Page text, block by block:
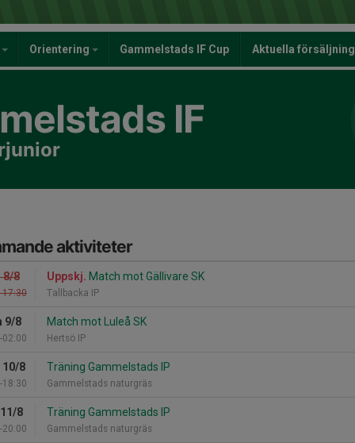
Orientering Gammelstads IF Cup Aktuella
IF
aktiviteter
8/8
17:30
Uppskj. Match mot Gällivare SK
Tallbacka IP
9/8
02:00
Match mot Luleå SK
Hertsö IP
10/8
18:30
Träning Gammelstads IP
Gammelstads naturgräs
8
20:00
Träning Gammelstads IP
Gammelstads naturgräs